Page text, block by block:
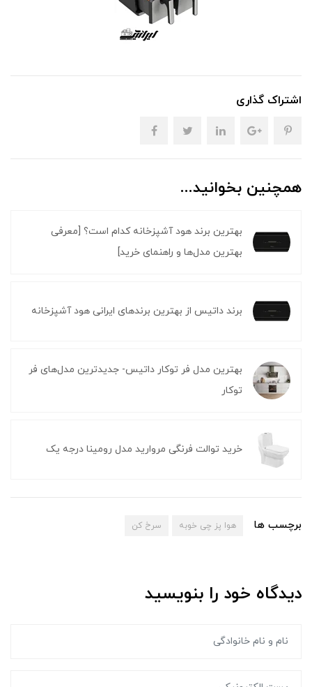
اشتراک گذاری
همچنین بخوانید...
بهترین برند هود آشپزخانه کدام است؟ [معرفی
بهترین مدل‌ها و راهنمای خرید]
برند داتیس از بهترین برندهای ایرانی هود آشپزخانه
بهترین مدل فر توکار داتیس- جدیدترین مدل‌های فر
توکار
خرید توالت فرنگی مروارید مدل رومینا درجه یک
برچسب ها هوا پز چی خوبه سرخ کن
دیدگاه خود را بنویسید